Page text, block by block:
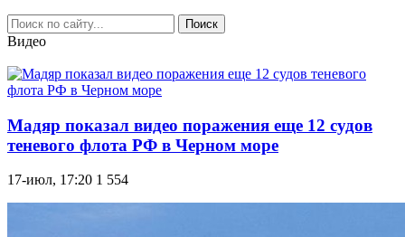
Поиск
Видео
Мадяр показал видео поражения еще 12 судов
теневого флота РФ в Черном море
17-июл, 17:20 1 554